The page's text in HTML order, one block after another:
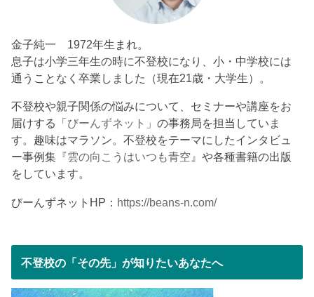
金子純一 1972年生まれ。
息子は小学三年生の時に不登校になり、小・中学校には
通うことなく卒業しました（現在21歳・大学生）。
不登校や親子関係の悩みについて、セミナーや講座をお
届けする「 びーんずネット 」の事務局を担当していま
す。趣味はマラソン。不登校をテーマにしたインタビュ
ー事例集『雲の向こうはいつも青空 』や各種書籍の出版
をしています。
びーんずネットHP： https://beans-n.com/
不登校の「その先」が知りたいあなたへ